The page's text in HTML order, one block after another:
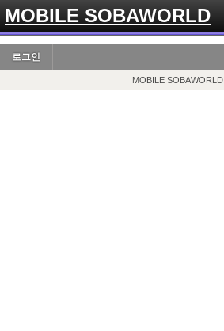
MOBILE SOBAWORLD
로그인
MOBILE SOBAWORLD